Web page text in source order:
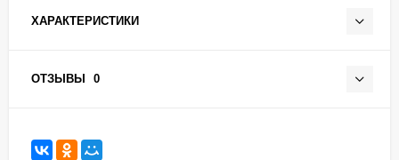
ХАРАКТЕРИСТИКИ
ОТЗЫВЫ 0